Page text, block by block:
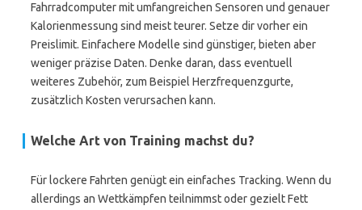
Fahrradcomputer mit umfangreichen Sensoren und genauer
Kalorienmessung sind meist teurer. Setze dir vorher ein
Preislimit. Einfachere Modelle sind günstiger, bieten aber
weniger präzise Daten. Denke daran, dass eventuell
weiteres Zubehör, zum Beispiel Herzfrequenzgurte,
zusätzlich Kosten verursachen kann.
Welche Art von Training machst du?
Für lockere Fahrten genügt ein einfaches Tracking. Wenn du
allerdings an Wettkämpfen teilnimmst oder gezielt Fett